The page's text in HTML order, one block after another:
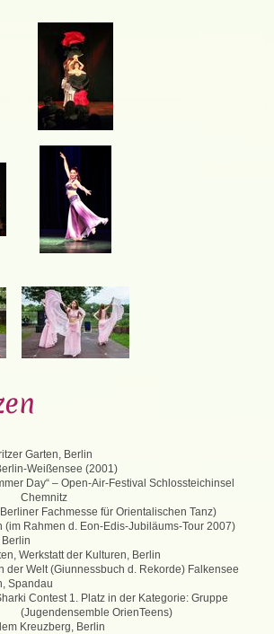
Garten, Berlin
Weißensee (2001)
Day“ – Open-Air-Festival Schlossteichinsel
Chemnitz
Fachmesse für Orientalischen Tanz)
(im Rahmen d. Eon-Edis-Jubiläums-Tour 2007)
Werkstatt der Kulturen, Berlin
der Welt (Giunnessbuch d. Rekorde) Falkensee
Spandau
Contest 1. Platz in der Kategorie: Gruppe
(Jugendensemble OrienTeens)
Kreuzberg, Berlin